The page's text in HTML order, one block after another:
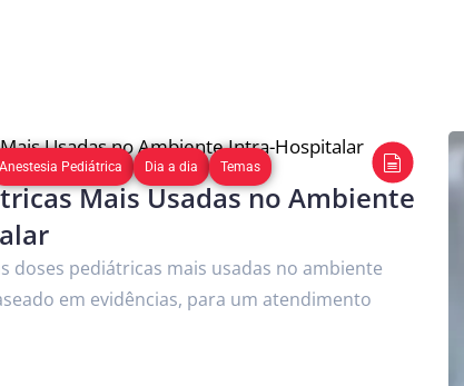
Anestesia Pediátrica Dia a dia Temas
Mais Usadas no Ambiente
doses pediátricas mais usadas no ambiente
em evidências, para um atendimento